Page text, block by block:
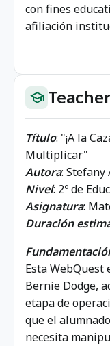
con fines
afiliación
school
Título: "¡A la
Multiplicar"
Autora: Stefany
Nivel: 2º de
Asignatura:
Duración
Esta WebQuest
Bernie Dodge,
etapa de
que el
necesita